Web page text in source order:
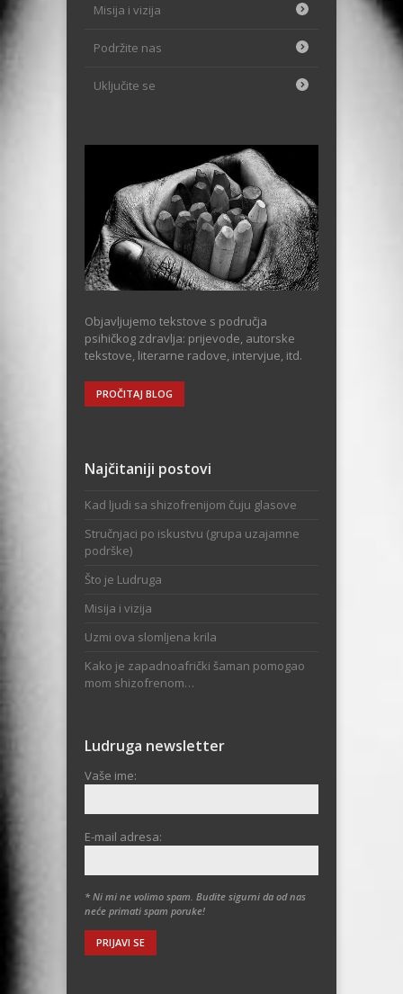
Misija i vizija
Podržite nas
Uključite se
Objavljujemo tekstove s područja
psihičkog zdravlja: prijevode, autorske
tekstove, literarne radove, intervjue, itd.
PROČITAJ BLOG
Najčitaniji postovi
Kad ljudi sa shizofrenijom čuju glasove
Stručnjaci po iskustvu (grupa uzajamne
podrške)
Što je Ludruga
Misija i vizija
Uzmi ova slomljena krila
Kako je zapadnoafrički šaman pomogao
mom shizofrenom…
Ludruga newsletter
Vaše ime:
E-mail adresa:
* Ni mi ne volimo spam. Budite sigurni da od nas
neće primati spam poruke!